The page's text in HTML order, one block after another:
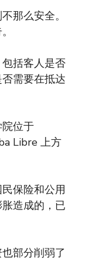
那么安全。
括客人是否
需要在抵达
位于
Libre 上方
保险和公用
造成的，已
部分削弱了